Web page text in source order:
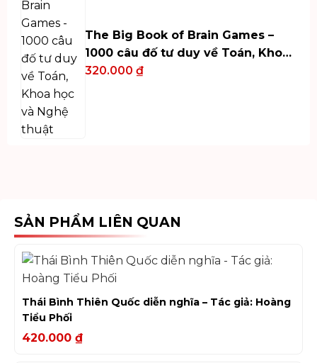
The Big Book of Brain Games –
1000 câu đố tư duy về Toán, Khoa
học và Nghệ thuật
320.000 ₫
SẢN PHẨM LIÊN QUAN
Thái Bình Thiên Quốc diễn nghĩa – Tác giả: Hoàng
Tiểu Phối
420.000 ₫